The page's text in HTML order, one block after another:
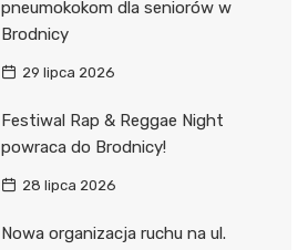
pneumokokom dla seniorów w
Brodnicy
29 lipca 2026
Festiwal Rap & Reggae Night
powraca do Brodnicy!
28 lipca 2026
Nowa organizacja ruchu na ul.